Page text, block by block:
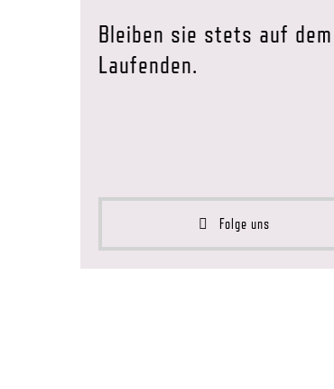
Bleiben sie stets auf dem
Laufenden.
Folge uns